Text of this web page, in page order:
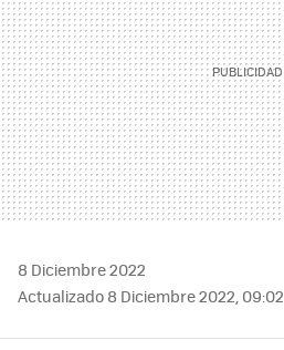
8 Diciembre 2022
Actualizado 8 Diciembre 2022, 09:02